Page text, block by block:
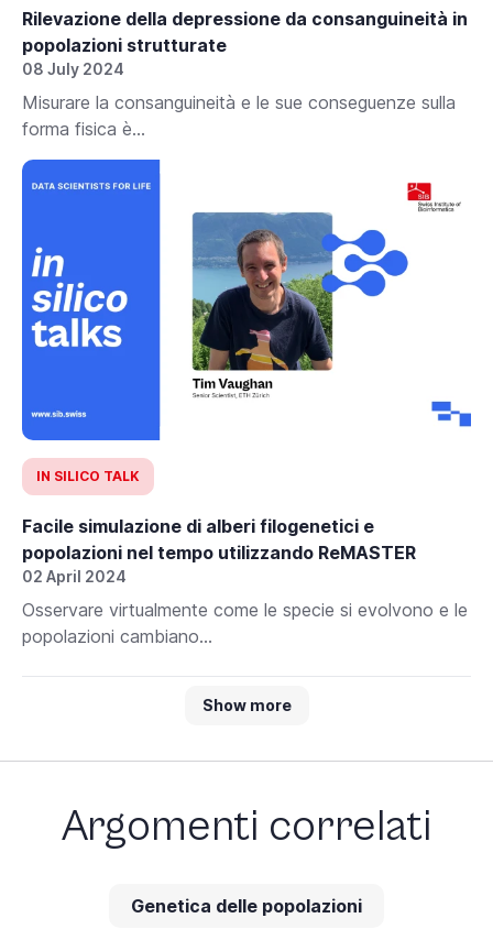
Rilevazione della depressione da consanguineità in
popolazioni strutturate
08 July 2024
Misurare la consanguineità e le sue conseguenze sulla
forma fisica è...
IN SILICO TALK
Facile simulazione di alberi filogenetici e
popolazioni nel tempo utilizzando ReMASTER
02 April 2024
Osservare virtualmente come le specie si evolvono e le
popolazioni cambiano...
Show more
Argomenti correlati
Genetica delle popolazioni